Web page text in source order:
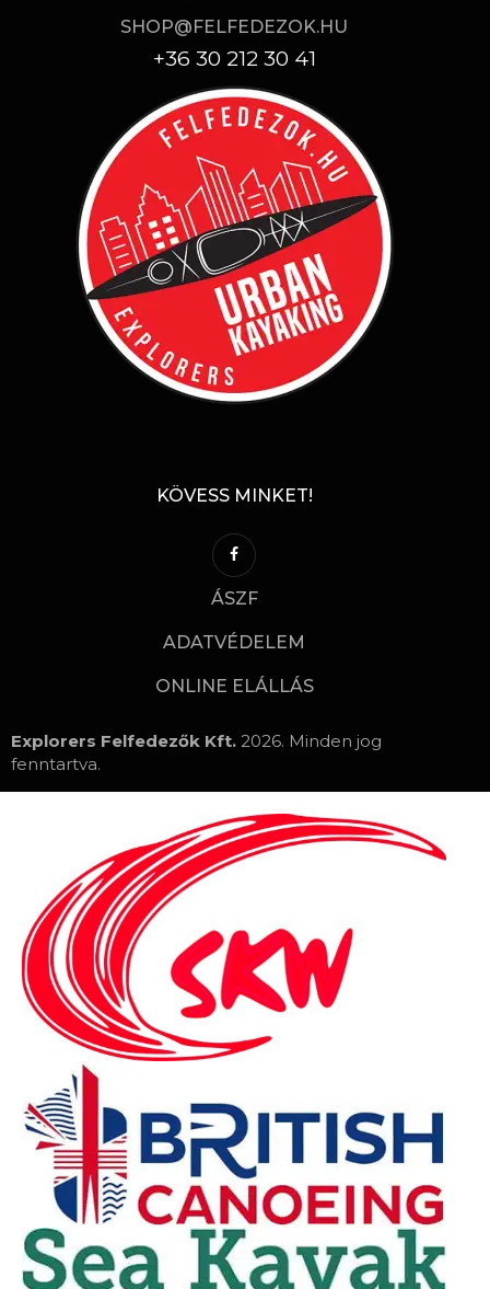
SHOP@FELFEDEZOK.HU
+36 30 212 30 41
KÖVESS MINKET!
ÁSZF
ADATVÉDELEM
ONLINE ELÁLLÁS
Explorers Felfedezők Kft. 2026. Minden jog
fenntartva.